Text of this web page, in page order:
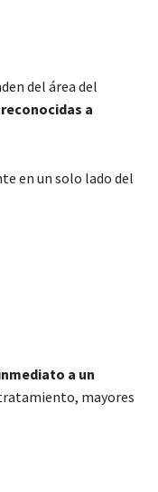
del área del
a
en un solo lado del
a un
mayores